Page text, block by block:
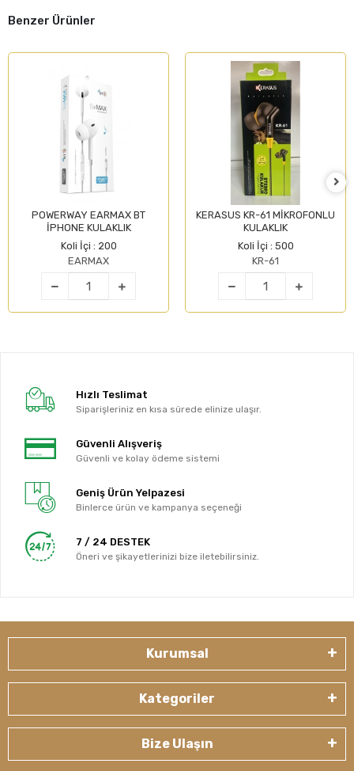
Benzer Ürünler
POWERWAY EARMAX BT
İPHONE KULAKLIK
Koli İçi : 200
EARMAX
KERASUS KR-61 MİKROFONLU
KULAKLIK
Koli İçi : 500
KR-61
Hızlı Teslimat
Siparişleriniz en kısa sürede elinize ulaşır.
Güvenli Alışveriş
Güvenli ve kolay ödeme sistemi
Geniş Ürün Yelpazesi
Binlerce ürün ve kampanya seçeneği
7 / 24 DESTEK
Öneri ve şikayetlerinizi bize iletebilirsiniz.
Kurumsal
Kategoriler
Bize Ulaşın